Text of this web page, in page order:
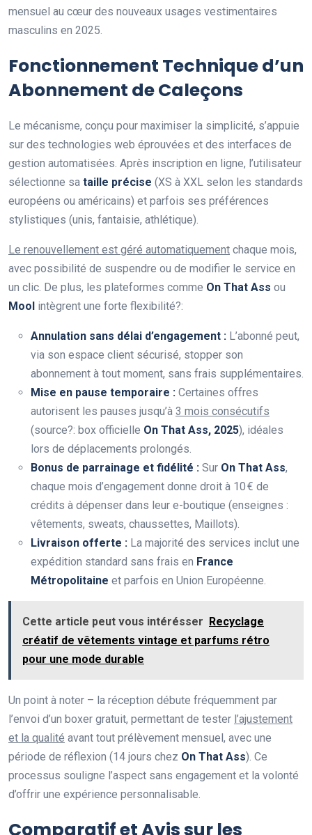
mensuel au cœur des nouveaux usages vestimentaires
masculins en 2025.
Fonctionnement Technique d’un
Abonnement de Caleçons
Le mécanisme, conçu pour maximiser la simplicité, s’appuie
sur des technologies web éprouvées et des interfaces de
gestion automatisées. Après inscription en ligne, l’utilisateur
sélectionne sa taille précise (XS à XXL selon les standards
européens ou américains) et parfois ses préférences
stylistiques (unis, fantaisie, athlétique).
Le renouvellement est géré automatiquement chaque mois,
avec possibilité de suspendre ou de modifier le service en
un clic. De plus, les plateformes comme On That Ass ou
Mool intègrent une forte flexibilité?:
Annulation sans délai d’engagement : L’abonné peut,
via son espace client sécurisé, stopper son
abonnement à tout moment, sans frais supplémentaires.
Mise en pause temporaire : Certaines offres
autorisent les pauses jusqu’à 3 mois consécutifs
(source?: box officielle On That Ass, 2025), idéales
lors de déplacements prolongés.
Bonus de parrainage et fidélité : Sur On That Ass,
chaque mois d’engagement donne droit à 10 € de
crédits à dépenser dans leur e-boutique (enseignes :
vêtements, sweats, chaussettes, Maillots).
Livraison offerte : La majorité des services inclut une
expédition standard sans frais en France
Métropolitaine et parfois en Union Européenne.
Cette article peut vous intérésser Recyclage
créatif de vêtements vintage et parfums rétro
pour une mode durable
Un point à noter – la réception débute fréquemment par
l’envoi d’un boxer gratuit, permettant de tester l’ajustement
et la qualité avant tout prélèvement mensuel, avec une
période de réflexion (14 jours chez On That Ass). Ce
processus souligne l’aspect sans engagement et la volonté
d’offrir une expérience personnalisable.
Comparatif et Avis sur les